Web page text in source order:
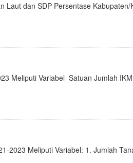
Laut dan SDP Persentase Kabupaten/
Meliputi Variabel_Satuan Jumlah
2023 Meliputi Variabel: 1. Jumlah